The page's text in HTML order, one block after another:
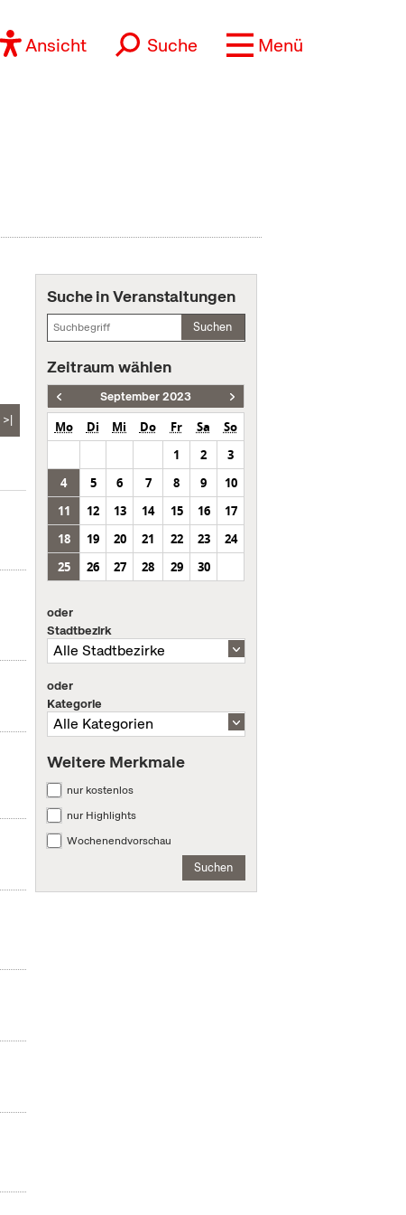
Ansicht Suche Menü
>|
Suche in Veranstaltungen
Suchen
Zeitraum wählen
September 2023
Mo Di Mi Do Fr Sa
So
1
2
3
4
5 6 7 8 9
10
11
12 13 14 15 16
17
18
19 20 21 22 23
24
25
26 27 28 29 30
oder
Stadtbezirk
oder
Kategorie
Weitere Merkmale
nur kostenlos
nur Highlights
Wochenendvorschau
Suchen